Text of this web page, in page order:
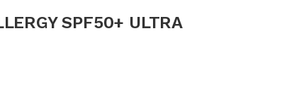
SPF50+ ULTRA